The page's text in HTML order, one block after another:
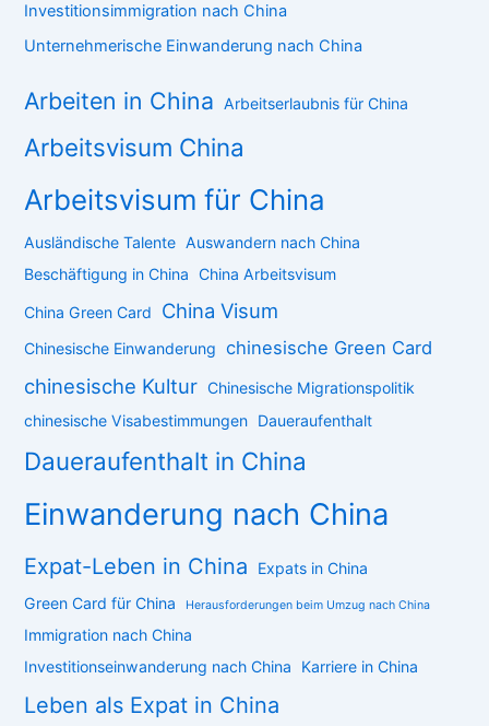
Investitionsimmigration nach China
Unternehmerische Einwanderung nach China
Arbeiten in China Arbeitserlaubnis für China
Arbeitsvisum China
Arbeitsvisum für China
Ausländische Talente Auswandern nach China
Beschäftigung in China
China Arbeitsvisum
China Green Card China Visum
Chinesische Einwanderung chinesische Green Card
chinesische Kultur Chinesische Migrationspolitik
chinesische Visabestimmungen Daueraufenthalt
Daueraufenthalt in China
Einwanderung nach China
Expat-Leben in China
Expats in China
Green Card für China
Herausforderungen beim Umzug nach China
Immigration nach China
Investitionseinwanderung nach China
Karriere in China
Leben als Expat in China